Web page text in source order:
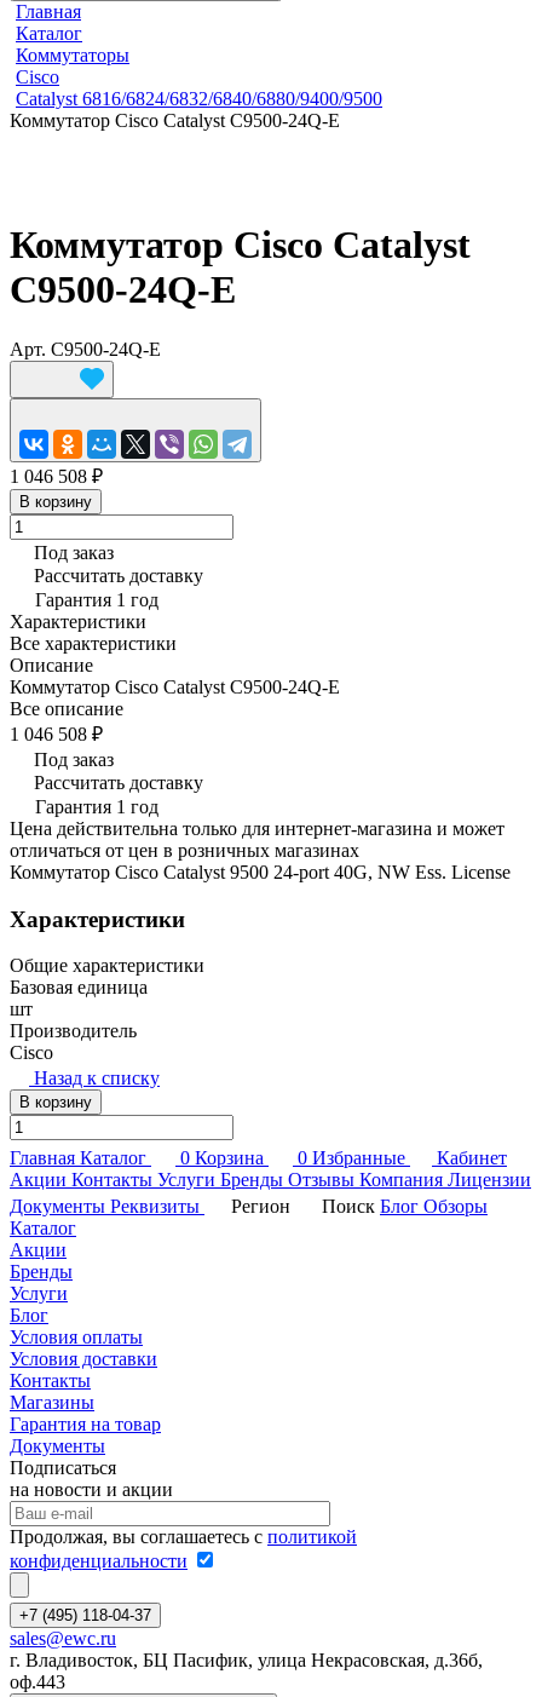
Главная
Каталог
Коммутаторы
Cisco
Catalyst 6816/6824/6832/6840/6880/9400/9500
Коммутатор Cisco Catalyst C9500-24Q-E
Коммутатор Cisco Catalyst
C9500-24Q-E
Арт. C9500-24Q-E
1 046 508 ₽
В корзину
Под заказ
Рассчитать доставку
Гарантия 1 год
Характеристики
Все характеристики
Описание
Коммутатор Cisco Catalyst C9500-24Q-E
Все описание
1 046 508 ₽
Под заказ
Рассчитать доставку
Гарантия 1 год
Цена действительна только для интернет-магазина и может
отличаться от цен в розничных магазинах
Коммутатор Cisco Catalyst 9500 24-port 40G, NW Ess. License
Характеристики
Общие характеристики
Базовая единица
шт
Производитель
Cisco
Назад к списку
В корзину
Главная Каталог 0 Корзина 0 Избранные
Кабинет
Акции Контакты Услуги Бренды Отзывы Компания Лицензии
Документы Реквизиты Регион Поиск Блог Обзоры
Каталог
Акции
Бренды
Услуги
Блог
Условия оплаты
Условия доставки
Контакты
Магазины
Гарантия на товар
Документы
Подписаться
на новости и акции
Продолжая, вы соглашаетесь с политикой
конфиденциальности
+7 (495) 118-04-37
sales@ewc.ru
г. Владивосток, БЦ Пасифик, улица Некрасовская, д.36б,
оф.443